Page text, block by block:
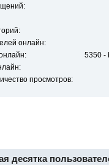
онлайн:
5350 -
просмотров:
десятка